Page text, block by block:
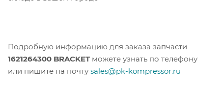
Подробную информацию для заказа запчасти
1621264300 BRACKETможете узнать по телефону
или пишите на почту sales@pk-kompressor.ru